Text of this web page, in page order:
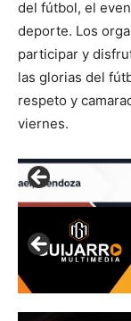
del fútbol, el
deporte. Los
participar y
las glorias del
respeto y
viernes.